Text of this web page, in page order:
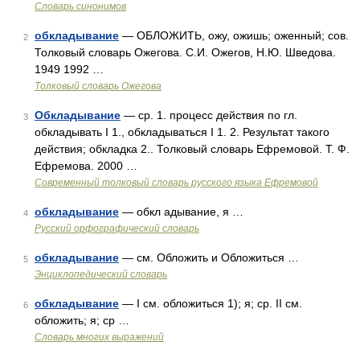
Словарь синонимов
2 обкладывание — ОБЛОЖИТЬ, ожу, ожишь; оженный; сов.
Толковый словарь Ожегова. С.И. Ожегов, Н.Ю. Шведова.
1949 1992 …
Толковый словарь Ожегова
3 Обкладывание — ср. 1. процесс действия по гл.
обкладывать I 1., обкладываться I 1. 2. Результат такого
действия; обкладка 2.. Толковый словарь Ефремовой. Т. Ф.
Ефремова. 2000 …
Современный толковый словарь русского языка Ефремовой
4 обкладывание — обкл адывание, я …
Русский орфографический словарь
5 обкладывание — см. Обложить и Обложиться …
Энциклопедический словарь
6 обкладывание — I см. обложиться 1); я; ср. II см.
обложить; я; ср …
Словарь многих выражений